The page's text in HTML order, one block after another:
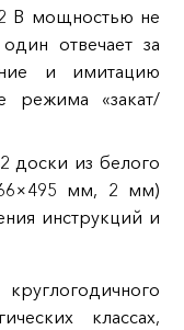
В мощностью не
отвечает за
и имитацию
режима «закат/
доски из белого
мм, 2 мм)
инструкций и
классах,